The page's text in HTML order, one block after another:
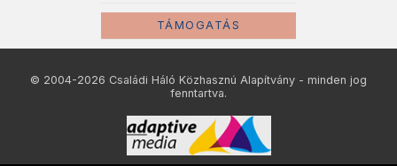
TÁMOGATÁS
© 2004-2026 Családi Háló Közhasznú Alapítvány - minden jog
fenntartva.